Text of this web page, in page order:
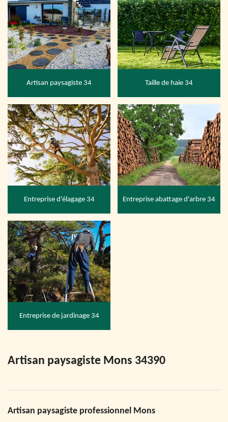
Artisan paysagiste 34 Taille de haie 34
Entreprise d'élagage 34 Entreprise abattage d'arbre 34
Entreprise de jardinage 34
Artisan paysagiste Mons 34390
Artisan paysagiste professionnel Mons